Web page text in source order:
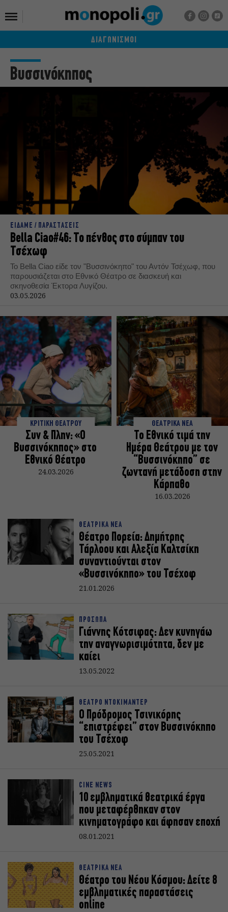
ΔΙΑΓΩΝΙΣΜΟΙ
Βυσσινόκηπος
ΕΙΔΑΜΕ / ΠΑΡΑΣΤΑΣΕΙΣ
Bella Ciao#46: Το πένθος στο σύμπαν του
Τσέχωφ
Το Bella Ciao είδε τον "Βυσσινόκηπο" του Αντόν Τσέχωφ, που
παρουσιάζεται στο Εθνικό Θέατρο σε διασκευή και
σκηνοθεσία Έκτορα Λυγίζου.
03.05.2026
ΚΡΙΤΙΚΗ ΘΕΑΤΡΟΥ
Συν & Πλην: «O
Βυσσινόκηπος» στο
Εθνικό Θέατρο
24.03.2026
ΘΕΑΤΡΙΚΑ ΝΕΑ
Το Εθνικό τιμά την
Ημέρα Θεάτρου με τον
“Βυσσινόκηπο” σε
ζωντανή μετάδοση στην
Κάρπαθο
16.03.2026
ΘΕΑΤΡΙΚΑ ΝΕΑ
Θέατρο Πορεία: Δημήτρης
Τάρλοου και Αλεξία Καλτσίκη
συναντιούνται στον
«Βυσσινόκηπο» του Τσέχοφ
21.01.2026
ΠΡΟΣΩΠΑ
Γιάννης Κότσιφας: Δεν κυνηγάω
την αναγνωρισιμότητα, δεν με
καίει
13.05.2022
ΘΕΑΤΡΟ ΝΤΟΚΙΜΑΝΤΕΡ
Ο Πρόδρομος Τσινικόρης
“επιστρέφει” στον Βυσσινόκηπο
του Τσέχοφ
25.05.2021
CINE NEWS
10 εμβληματικά θεατρικά έργα
που μεταφέρθηκαν στον
κινηματογράφο και άφησαν εποχή
08.01.2021
ΘΕΑΤΡΙΚΑ ΝΕΑ
Θέατρο του Νέου Κόσμου: Δείτε 8
εμβληματικές παραστάσεις
online